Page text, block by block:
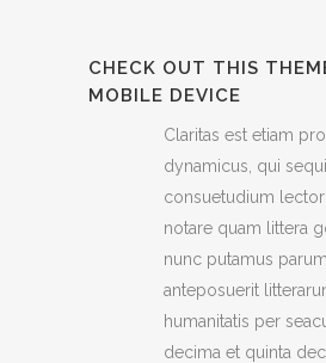
CHECK OUT THIS
MOBILE DEVICE
Claritas est etiam
dynamicus, qui
consuetudium
notare quam littera
nunc putamus
anteposuerit
humanitatis per
decima et quinta